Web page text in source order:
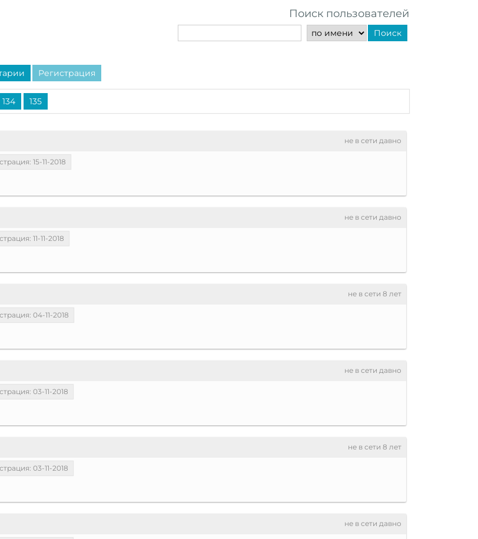
Поиск пользователей
Поиск
Регистрация
134 135
не в сети давно
15-11-2018
не в сети давно
11-11-2018
не в сети 8 лет
04-11-2018
не в сети давно
03-11-2018
не в сети 8 лет
03-11-2018
не в сети давно